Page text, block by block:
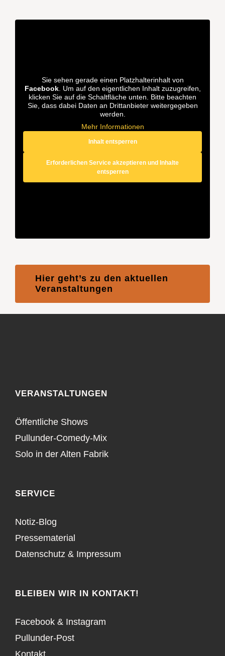
Sie sehen gerade einen Platzhalterinhalt von
Facebook. Um auf den eigentlichen Inhalt zuzugreifen,
klicken Sie auf die Schaltfläche unten. Bitte beachten
Sie, dass dabei Daten an Drittanbieter weitergegeben
werden.
Mehr Informationen
Inhalt entsperren
Erforderlichen Service akzeptieren und Inhalte
entsperren
Hier geht’s zu den aktuellen
Veranstaltungen
VERANSTALTUNGEN
Öffentliche Shows
Pullunder-Comedy-Mix
Solo in der Alten Fabrik
SERVICE
Notiz-Blog
Pressematerial
Datenschutz & Impressum
BLEIBEN WIR IN KONTAKT!
Facebook & Instagram
Pullunder-Post
Kontakt